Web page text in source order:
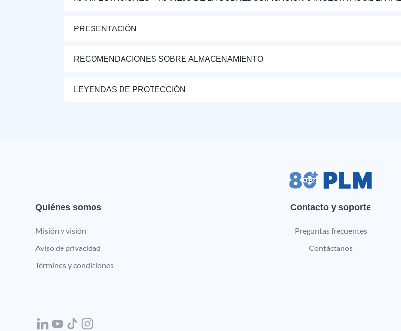
PRESENTACIÓN
RECOMENDACIONES SOBRE ALMACENAMIENTO
LEYENDAS DE PROTECCIÓN
Quiénes somos
Misión y visión
Aviso de privacidad
Términos y condiciones
Contacto y soporte
Preguntas frecuentes
Contáctanos